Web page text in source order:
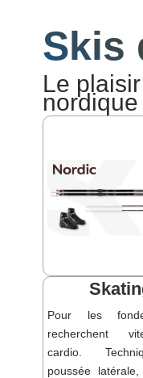
Skis
Le
nordique
Pour les
recherchent
cardio.
poussée